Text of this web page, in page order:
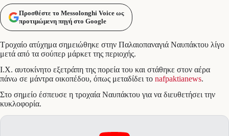
Προσθέστε το Messolonghi Voice ως
προτιμώμενη πηγή στο Google
Τροχαίο ατύχημα σημειώθηκε στην Παλαιοπαναγιά Ναυπάκτου λίγο
μετά από τα σούπερ μάρκετ της περιοχής.
Ι.Χ. αυτοκίνητο εξετράπη της πορεία του και στάθηκε στον αέρα
πάνω σε μάντρα οικοπέδου, όπως μεταδίδει το nafpaktianews.
Στο σημείο έσπευσε η τροχαία Ναυπάκτου για να διευθετήσει την
κυκλοφορία.